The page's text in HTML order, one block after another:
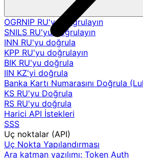
OGRNIP RU'yu doğrulayın
SNILS RU'yu doğrulayın
INN RU'yu doğrula
KPP RU'yu doğrulayın
BIK RU'yu doğrula
IIN KZ'yi doğrula
Banka Kartı Numarasını Doğrula
KS RU'yu Doğrula
RS RU'yu doğrula
Harici API İstekleri
SSS
Uç noktalar (API)
Uç Nokta Yapılandırması
Ara katman yazılımı: Token Auth